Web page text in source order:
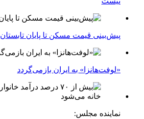
پیش‌بینی قیمت مسکن تا پایان تابستان ۱۴۰۵
«لوفت‌هانزا» به ایران بازمی‌گردد
نماینده مجلس: